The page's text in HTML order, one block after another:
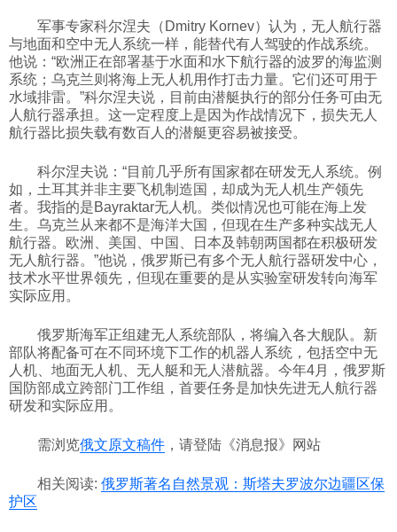
军事专家科尔涅夫（Dmitry Kornev）认为，无人航行器
与地面和空中无人系统一样，能替代有人驾驶的作战系统。
他说：“欧洲正在部署基于水面和水下航行器的波罗的海监测
系统；乌克兰则将海上无人机用作打击力量。它们还可用于
水域排雷。”科尔涅夫说，目前由潜艇执行的部分任务可由无
人航行器承担。这一定程度上是因为作战情况下，损失无人
航行器比损失载有数百人的潜艇更容易被接受。
科尔涅夫说：“目前几乎所有国家都在研发无人系统。例
如，土耳其并非主要飞机制造国，却成为无人机生产领先
者。我指的是Bayraktar无人机。类似情况也可能在海上发
生。乌克兰从来都不是海洋大国，但现在生产多种实战无人
航行器。欧洲、美国、中国、日本及韩朝两国都在积极研发
无人航行器。”他说，俄罗斯已有多个无人航行器研发中心，
技术水平世界领先，但现在重要的是从实验室研发转向海军
实际应用。
俄罗斯海军正组建无人系统部队，将编入各大舰队。新
部队将配备可在不同环境下工作的机器人系统，包括空中无
人机、地面无人机、无人艇和无人潜航器。今年4月，俄罗斯
国防部成立跨部门工作组，首要任务是加快先进无人航行器
研发和实际应用。
需浏览俄文原文稿件 ，请登陆《消息报》网站
相关阅读: 俄罗斯著名自然景观：斯塔夫罗波尔边疆区保
护区